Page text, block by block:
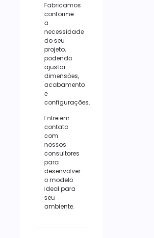
Fabricamos
conforme
a
necessidade
do seu
projeto,
podendo
ajustar
dimensões,
acabamento
e
configurações.
Entre em
contato
com
nossos
consultores
para
desenvolver
o modelo
ideal para
seu
ambiente.